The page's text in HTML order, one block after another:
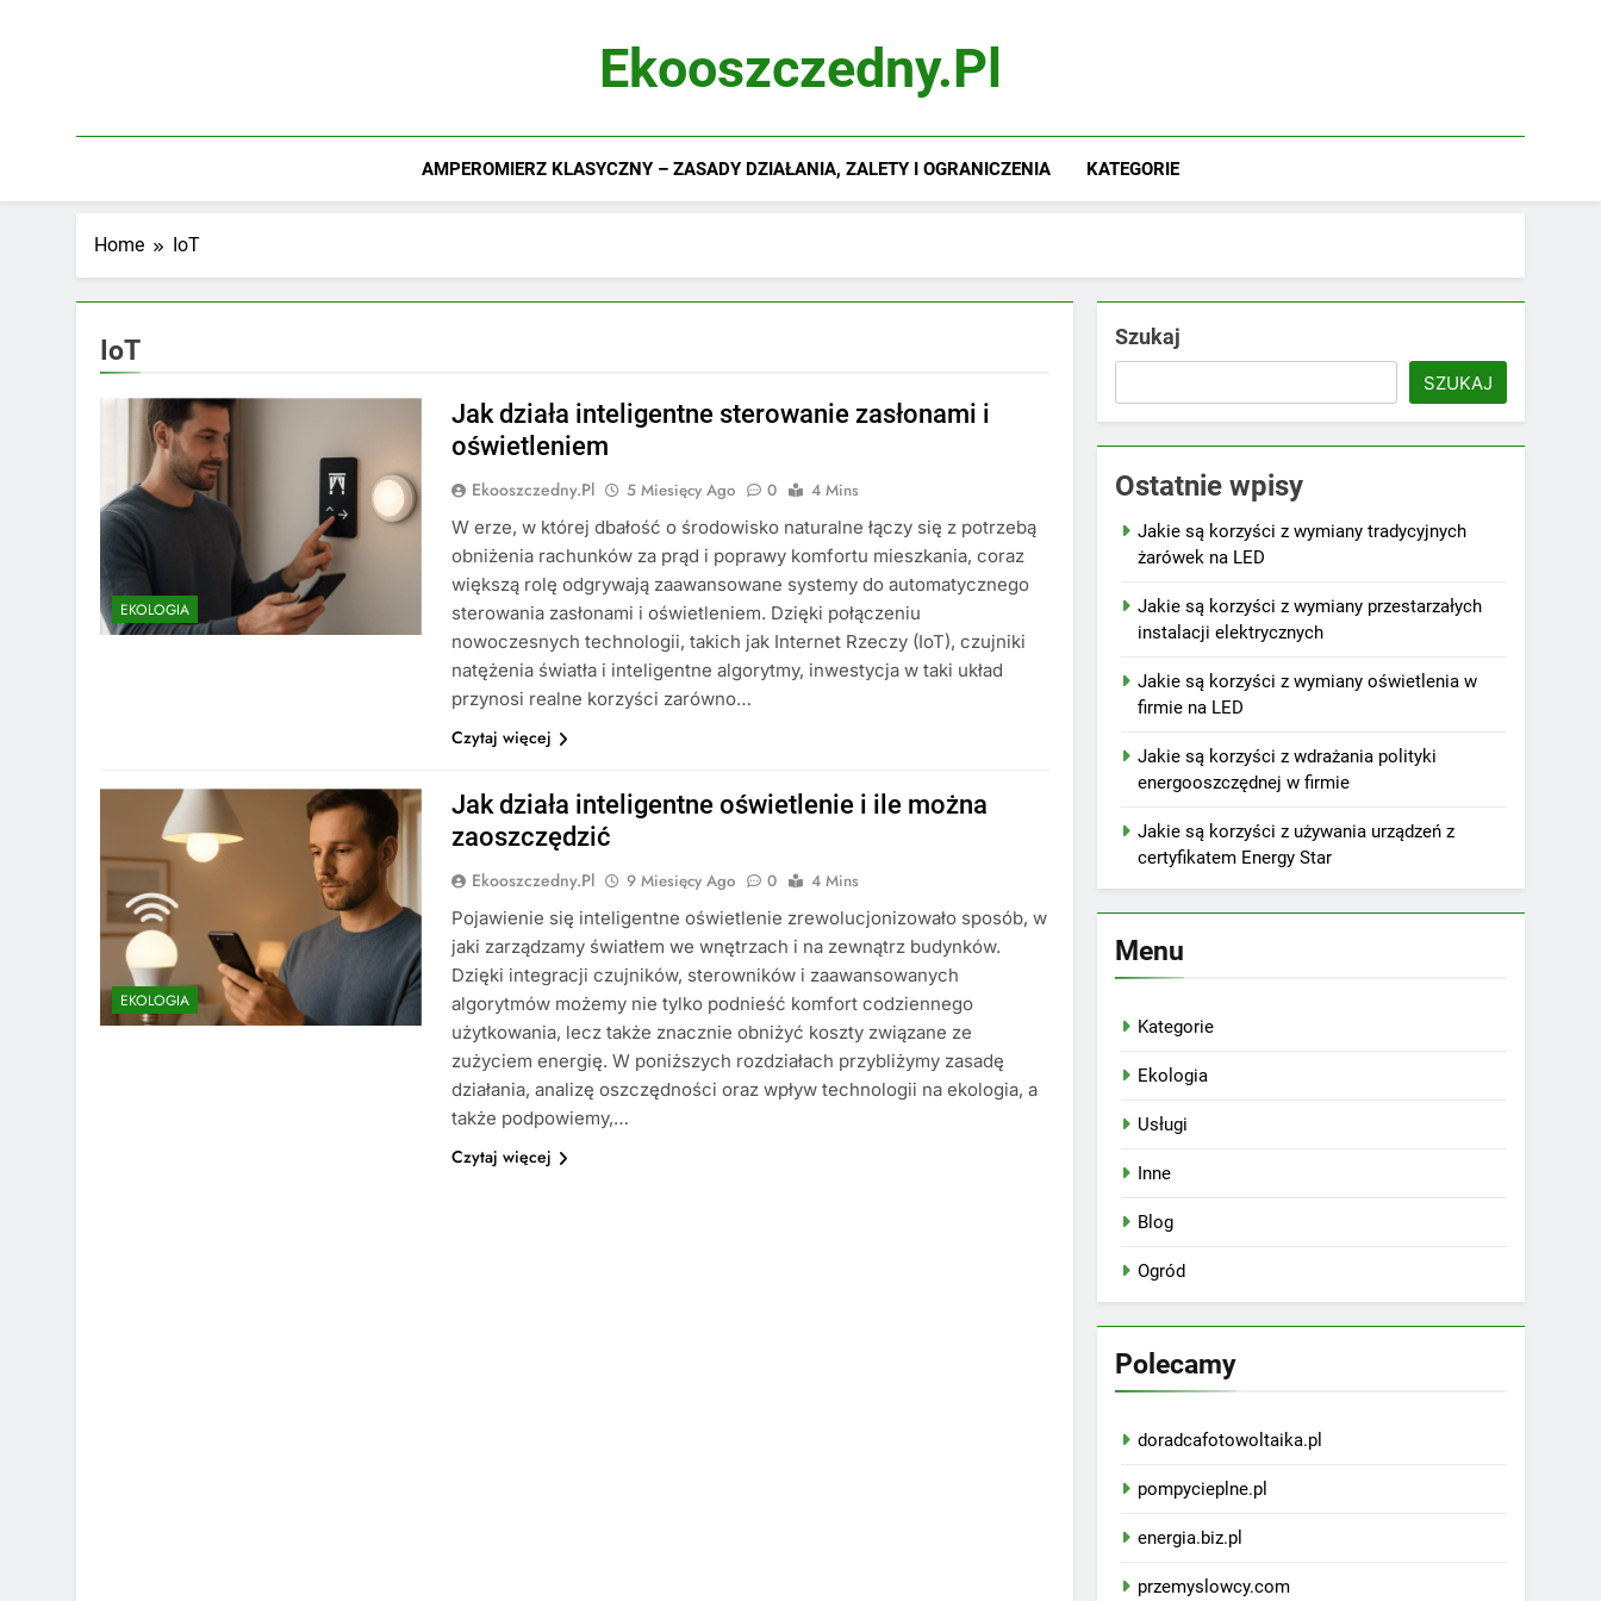
Ekooszczedny.pl
AMPEROMIERZ KLASYCZNY – ZASADY DZIAŁANIA, ZALETY I OGRANICZENIA KATEGORIE
Home IoT
IoT
EKOLOGIA
Jak działa inteligentne sterowanie zasłonami i
oświetleniem
Ekooszczedny.pl 5 Miesięcy Ago 0
4 Mins
W erze, w której dbałość o środowisko naturalne łączy się z potrzebą
obniżenia rachunków za prąd i poprawy komfortu mieszkania, coraz
większą rolę odgrywają zaawansowane systemy do automatycznego
sterowania zasłonami i oświetleniem. Dzięki połączeniu
nowoczesnych technologii, takich jak Internet Rzeczy (IoT), czujniki
natężenia światła i inteligentne algorytmy, inwestycja w taki układ
przynosi realne korzyści zarówno…
Czytaj więcej
EKOLOGIA
Jak działa inteligentne oświetlenie i ile można
zaoszczędzić
Ekooszczedny.pl 9 Miesięcy Ago 0
4 Mins
Pojawienie się inteligentne oświetlenie zrewolucjonizowało sposób, w
jaki zarządzamy światłem we wnętrzach i na zewnątrz budynków.
Dzięki integracji czujników, sterowników i zaawansowanych
algorytmów możemy nie tylko podnieść komfort codziennego
użytkowania, lecz także znacznie obniżyć koszty związane ze
zużyciem energię. W poniższych rozdziałach przybliżymy zasadę
działania, analizę oszczędności oraz wpływ technologii na ekologia, a
także podpowiemy,…
Czytaj więcej
Szukaj
SZUKAJ
Ostatnie wpisy
Jakie są korzyści z wymiany tradycyjnych
żarówek na LED
Jakie są korzyści z wymiany przestarzałych
instalacji elektrycznych
Jakie są korzyści z wymiany oświetlenia w
firmie na LED
Jakie są korzyści z wdrażania polityki
energooszczędnej w firmie
Jakie są korzyści z używania urządzeń z
certyfikatem Energy Star
Menu
Kategorie
Ekologia
Usługi
Inne
Blog
Ogród
Polecamy
doradcafotowoltaika.pl
pompycieplne.pl
energia.biz.pl
przemyslowcy.com